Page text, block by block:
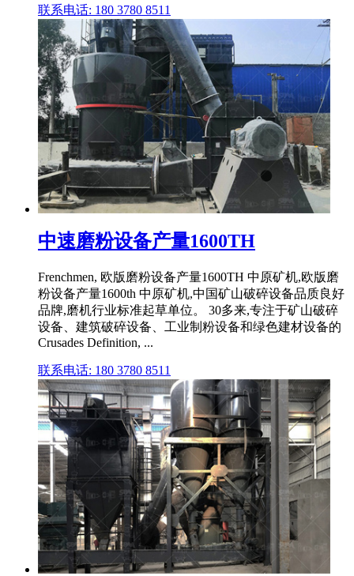
联系电话: 180 3780 8511
中速磨粉设备产量1600TH
Frenchmen, 欧版磨粉设备产量1600TH 中原矿机,欧版磨
粉设备产量1600th 中原矿机,中国矿山破碎设备品质良好
品牌,磨机行业标准起草单位。 30多来,专注于矿山破碎
设备、建筑破碎设备、工业制粉设备和绿色建材设备的
Crusades Definition, ...
联系电话: 180 3780 8511